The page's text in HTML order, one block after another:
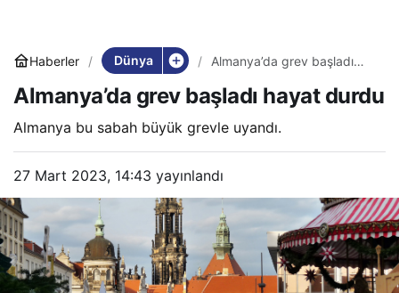
Haberler Dünya
Almanya’da grev başladı
Almanya’da grev başladı hayat durdu
Almanya bu sabah büyük grevle uyandı.
27 Mart 2023, 14:43 yayınlandı